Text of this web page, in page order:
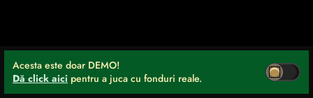
Acesta este doar DEMO!
Dă click aici pentru a juca cu fonduri reale.